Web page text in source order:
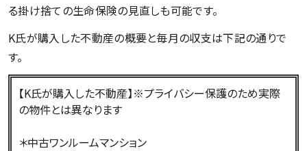
る掛け捨ての生命保険の見直しも可能です。
K氏が購入した不動産の概要と毎月の収支は下記の通りで
す。
【K氏が購入した不動産】※プライバシー保護のため実際
の物件とは異なります
＊中古ワンルームマンション